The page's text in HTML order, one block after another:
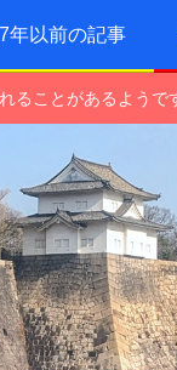
年以前の記事
ことがあるようで